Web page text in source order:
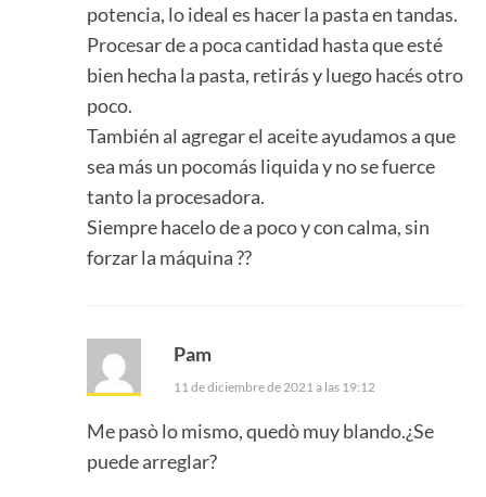
potencia, lo ideal es hacer la pasta en tandas.
Procesar de a poca cantidad hasta que esté
bien hecha la pasta, retirás y luego hacés otro
poco.
También al agregar el aceite ayudamos a que
sea más un pocomás liquida y no se fuerce
tanto la procesadora.
Siempre hacelo de a poco y con calma, sin
forzar la máquina ??
Pam
11 de diciembre de 2021 a las 19:12
Me pasò lo mismo, quedò muy blando.¿Se
puede arreglar?